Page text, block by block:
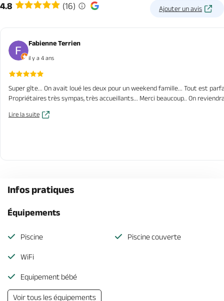
4.8 (16) Ajouter un avis
Fabienne Terrien
il y a 4 ans
Super gîte... On avait loué les deux pour un weekend famille... Tout est
Propriétaires très sympas, très accueillants... Merci beaucoup.. On
Lire la suite
Infos pratiques
Équipements
Piscine Piscine couverte
WiFi
Equipement bébé
Voir tous les équipements